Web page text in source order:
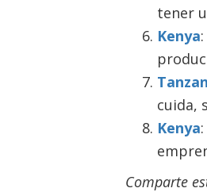
tener
Kenya
cuida,
Kenya
Comparte